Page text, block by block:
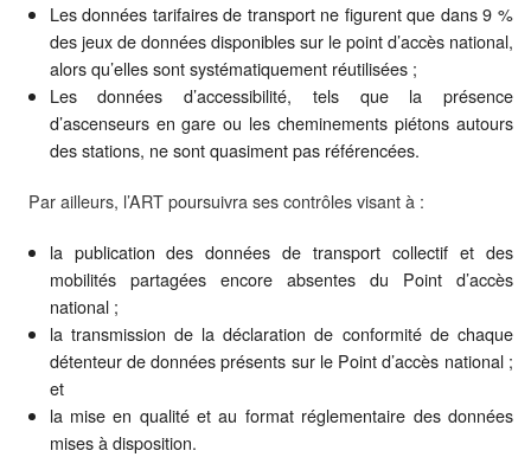
Les données tarifaires de transport ne figurent que dans 9 %
des jeux de données disponibles sur le point d’accès national,
alors qu’elles sont systématiquement réutilisées ;
Les données d’accessibilité, tels que la présence
d’ascenseurs en gare ou les cheminements piétons autours
des stations, ne sont quasiment pas référencées.
Par ailleurs, l’ART poursuivra ses contrôles visant à :
la publication des données de transport collectif et des
mobilités partagées encore absentes du Point d’accès
national ;
la transmission de la déclaration de conformité de chaque
détenteur de données présents sur le Point d’accès national ;
et
la mise en qualité et au format réglementaire des données
mises à disposition.